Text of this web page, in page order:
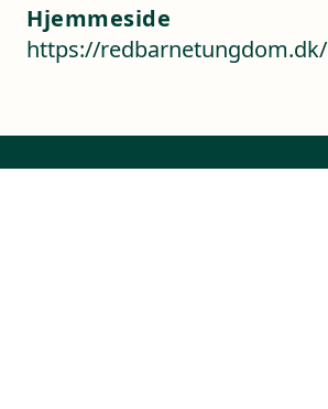
Hjemmeside
https://redbarnetungdom.dk/